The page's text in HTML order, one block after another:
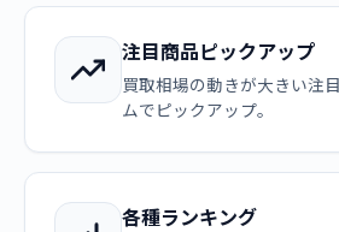
注目商品ピックアップ
買取相場の動きが大きい注
ムでピックアップ。
各種ランキング